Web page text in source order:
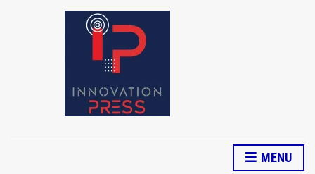
MENU